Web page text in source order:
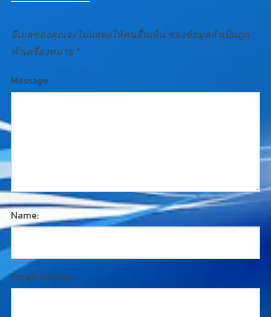
อีเมลของคุณจะไม่แสดงให้คนอื่นเห็น ช่องข้อมูลจำเป็นถูก
ทำเครื่องหมาย *
Message:
Name:
Email Address: